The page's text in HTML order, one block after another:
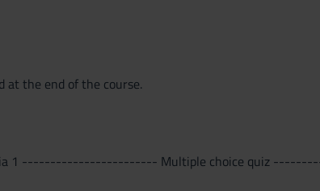
at the end of the course.
1 ------------------------ Multiple choice quiz